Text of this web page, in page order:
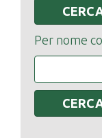
Per nome